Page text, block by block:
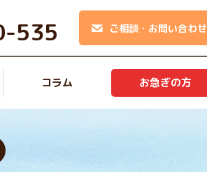
535 ご相談・お問い合わせ
コラム お急ぎの方